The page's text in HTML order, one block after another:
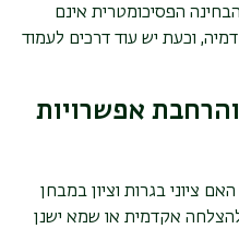
הבחינה הפסיכומטרית אינם
וכעת יש עוד דרכים לעמוד
אפשרויות
ציוני בגרות וציון במבחן
אקדמית או שמא ישנן